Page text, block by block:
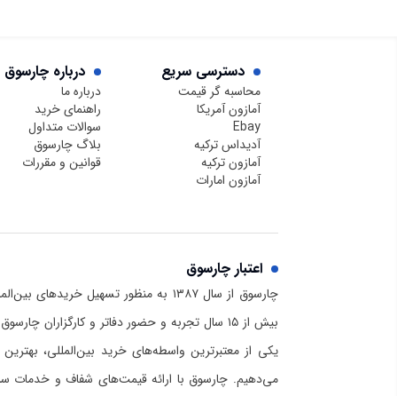
دسترسی سریع
محاسبه گر قیمت
آمازون آمریکا
Ebay
آدیداس ترکیه
آمازون ترکیه
آمازون امارات
درباره چارسوق
درباره ما
راهنمای خرید
سوالات متداول
بلاگ چارسوق
قوانین و مقررات
اعتبار چارسوق
چارسوق از سال ۱۳۸۷ به منظور تسهیل
بیش از ۱۵ سال تجربه و حضور دفاتر و کارگزاران
یکی از معتبرترین واسطه‌های خرید بین‌المللی،
می‌دهیم. چارسوق با ارائه قیمت‌های شفاف و خدمات